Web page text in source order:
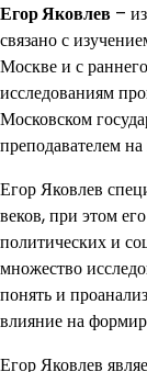
Егор Яковлев –
связано с
Москве и с
исследованиям
Московском
преподавателем
Егор Яковлев
веков, при этом
политических и
множество
понять и
влияние на
Егор Яковлев